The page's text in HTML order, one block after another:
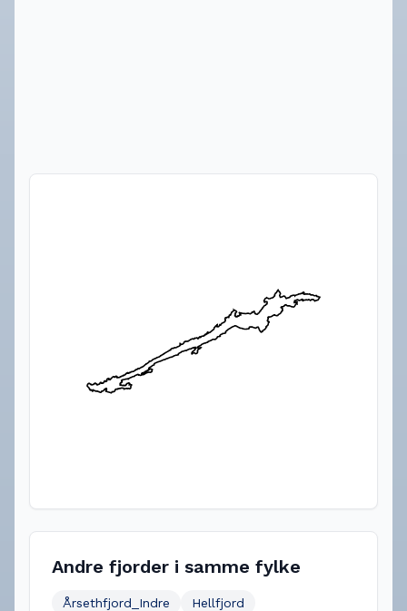
Andre fjorder i samme fylke
Årsethfjord_Indre
Hellfjord